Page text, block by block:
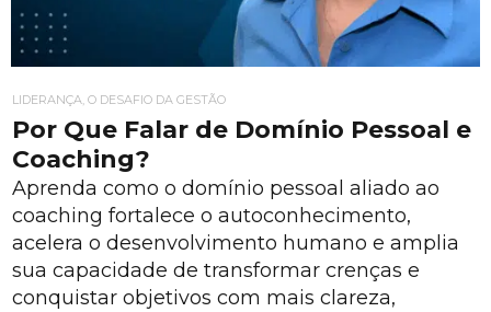
LIDERANÇA, O DESAFIO DA GESTÃO
Por Que Falar de Domínio Pessoal e
Coaching?
Aprenda como o domínio pessoal aliado ao
coaching fortalece o autoconhecimento,
acelera o desenvolvimento humano e amplia
sua capacidade de transformar crenças e
conquistar objetivos com mais clareza,